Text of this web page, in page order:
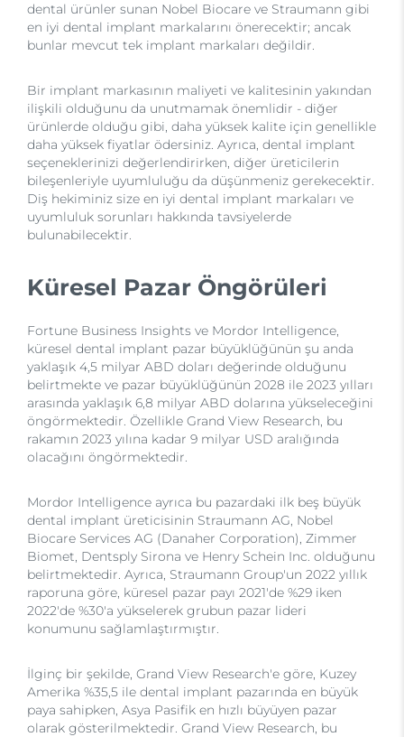
dental ürünler sunan Nobel Biocare ve Straumann gibi
en iyi dental implant markalarını önerecektir; ancak
bunlar mevcut tek implant markaları değildir.
Bir implant markasının maliyeti ve kalitesinin yakından
ilişkili olduğunu da unutmamak önemlidir - diğer
ürünlerde olduğu gibi, daha yüksek kalite için genellikle
daha yüksek fiyatlar ödersiniz. Ayrıca, dental implant
seçeneklerinizi değerlendirirken, diğer üreticilerin
bileşenleriyle uyumluluğu da düşünmeniz gerekecektir.
Diş hekiminiz size en iyi dental implant markaları ve
uyumluluk sorunları hakkında tavsiyelerde
bulunabilecektir.
Küresel Pazar Öngörüleri
Fortune Business Insights ve Mordor Intelligence,
küresel dental implant pazar büyüklüğünün şu anda
yaklaşık 4,5 milyar ABD doları değerinde olduğunu
belirtmekte ve pazar büyüklüğünün 2028 ile 2023 yılları
arasında yaklaşık 6,8 milyar ABD dolarına yükseleceğini
öngörmektedir. Özellikle Grand View Research, bu
rakamın 2023 yılına kadar 9 milyar USD aralığında
olacağını öngörmektedir.
Mordor Intelligence ayrıca bu pazardaki ilk beş büyük
dental implant üreticisinin Straumann AG, Nobel
Biocare Services AG (Danaher Corporation), Zimmer
Biomet, Dentsply Sirona ve Henry Schein Inc. olduğunu
belirtmektedir. Ayrıca, Straumann Group'un 2022 yıllık
raporuna göre, küresel pazar payı 2021'de %29 iken
2022'de %30'a yükselerek grubun pazar lideri
konumunu sağlamlaştırmıştır.
İlginç bir şekilde, Grand View Research'e göre, Kuzey
Amerika %35,5 ile dental implant pazarında en büyük
paya sahipken, Asya Pasifik en hızlı büyüyen pazar
olarak gösterilmektedir. Grand View Research, bu